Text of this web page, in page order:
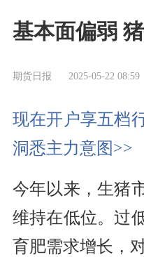
基本面偏弱
期货日报 2025-05-22 08:59
现在开户享五档
洞悉主力意图>>
今年以来，生猪
维持在低位。过
育肥需求增长，